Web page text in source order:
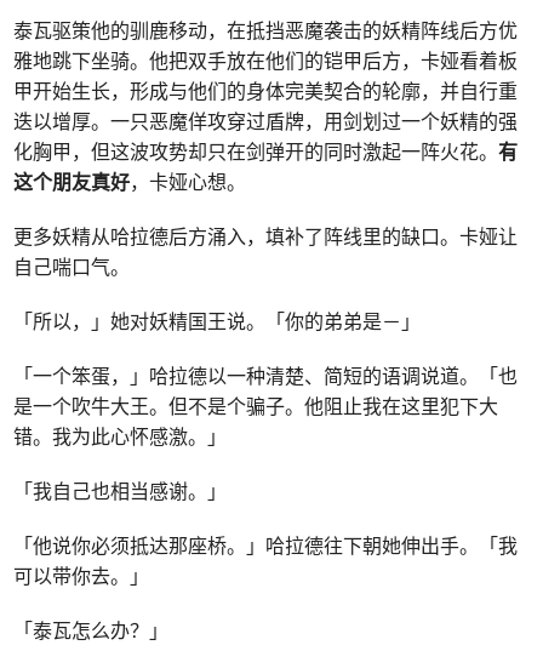
泰瓦驱策他的驯鹿移动，在抵挡恶魔袭击的妖精阵线后方优
雅地跳下坐骑。他把双手放在他们的铠甲后方，卡娅看着板
甲开始生长，形成与他们的身体完美契合的轮廓，并自行重
迭以增厚。一只恶魔佯攻穿过盾牌，用剑划过一个妖精的强
化胸甲，但这波攻势却只在剑弹开的同时激起一阵火花。有
这个朋友真好，卡娅心想。
更多妖精从哈拉德后方涌入，填补了阵线里的缺口。卡娅让
自己喘口气。
「所以，」她对妖精国王说。「你的弟弟是－」
「一个笨蛋，」哈拉德以一种清楚、简短的语调说道。「也
是一个吹牛大王。但不是个骗子。他阻止我在这里犯下大
错。我为此心怀感激。」
「我自己也相当感谢。」
「他说你必须抵达那座桥。」哈拉德往下朝她伸出手。「我
可以带你去。」
「泰瓦怎么办？」